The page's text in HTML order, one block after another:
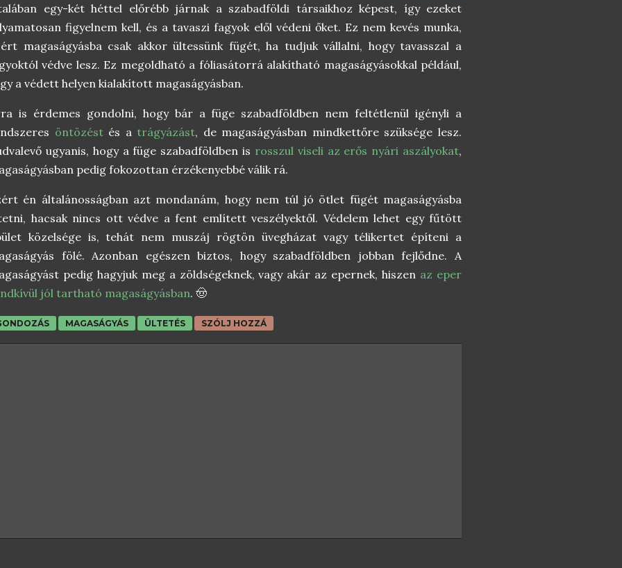
egy-két héttel előrébb járnak a szabadföldi társaikhoz képest, így ezeket
figyelnem kell, és a tavaszi fagyok elől védeni őket. Ez nem kevés munka,
magaságyásba csak akkor ültessünk fügét, ha tudjuk vállalni, hogy tavasszal a
védve lesz. Ez megoldható a fóliasátorrá alakítható magaságyásokkal például,
a védett helyen kialakított magaságyásban.
is érdemes gondolni, hogy bár a füge szabadföldben nem feltétlenül igényli a
öntözéstés a trágyázást, de magaságyásban mindkettőre szüksége lesz.
ugyanis, hogy a füge szabadföldben is rosszul viseli az erős nyári aszályokat,
pedig fokozottan érzékenyebbé válik rá.
én általánosságban azt mondanám, hogy nem túl jó ötlet fügét magaságyásba
hacsak nincs ott védve a fent említett veszélyektől. Védelem lehet egy fűtött
közelsége is, tehát nem muszáj rögtön üvegházat vagy télikertet építeni a
fölé. Azonban egészen biztos, hogy szabadföldben jobban fejlődne. A
pedig hagyjuk meg a zöldségeknek, vagy akár az epernek, hiszen az eper
jól tartható magaságyásban. 🤠
MAGASÁGYÁS ÜLTETÉS SZÓLJ HOZZÁ